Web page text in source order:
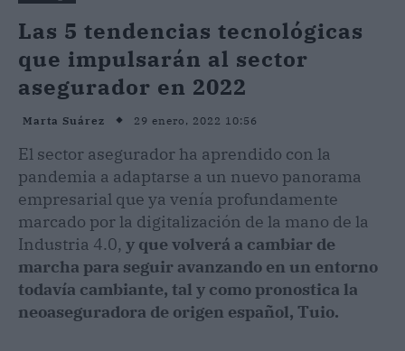
Las 5 tendencias tecnológicas
que impulsarán al sector
asegurador en 2022
Marta Suárez 29 enero, 2022 10:56
El sector asegurador ha aprendido con la
pandemia a adaptarse a un nuevo panorama
empresarial que ya venía profundamente
marcado por la digitalización de la mano de la
Industria 4.0, y que volverá a cambiar de
marcha para seguir avanzando en un entorno
todavía cambiante, tal y como pronostica la
neoaseguradora de origen español, Tuio.